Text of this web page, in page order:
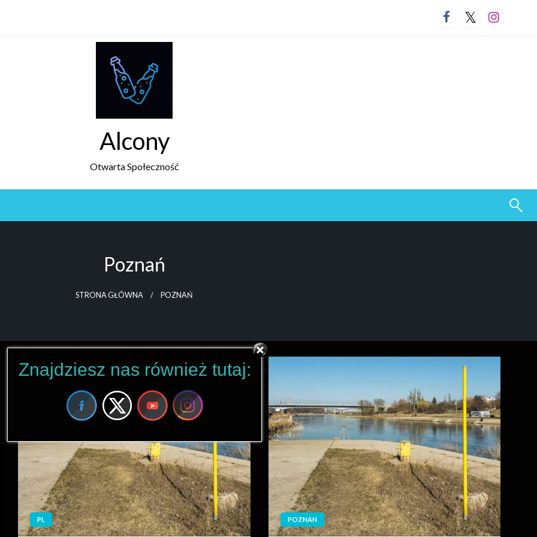
Alcony
Otwarta Społeczność
Poznań
STRONA GŁÓWNA POZNAŃ
PL POZNAN
Znajdziesz nas również tutaj: